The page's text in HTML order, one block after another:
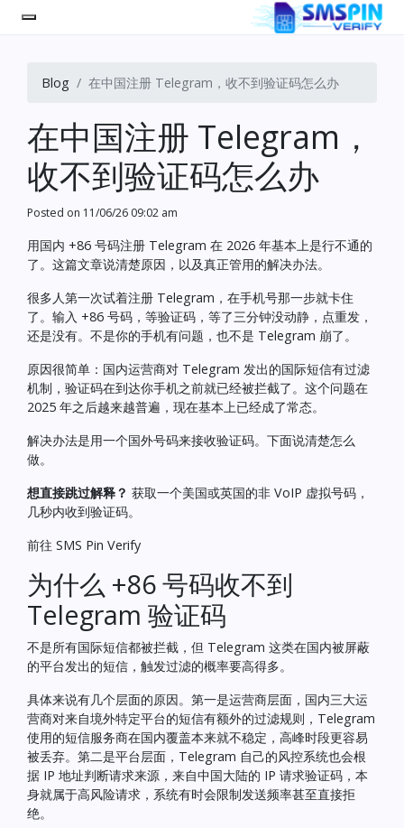
Blog 在中国注册 Telegram，收不到验证码怎么办
在中国注册 Telegram，
收不到验证码怎么办
Posted on 11/06/26 09:02 am
用国内 +86 号码注册 Telegram 在 2026 年基本上是行不通的
了。这篇文章说清楚原因，以及真正管用的解决办法。
很多人第一次试着注册 Telegram，在手机号那一步就卡住
了。输入 +86 号码，等验证码，等了三分钟没动静，点重发，
还是没有。不是你的手机有问题，也不是 Telegram 崩了。
原因很简单：国内运营商对 Telegram 发出的国际短信有过滤
机制，验证码在到达你手机之前就已经被拦截了。这个问题在
2025 年之后越来越普遍，现在基本上已经成了常态。
解决办法是用一个国外号码来接收验证码。下面说清楚怎么
做。
想直接跳过解释？ 获取一个美国或英国的非 VoIP 虚拟号码，
几秒内收到验证码。
前往 SMS Pin Verify
为什么 +86 号码收不到
Telegram 验证码
不是所有国际短信都被拦截，但 Telegram 这类在国内被屏蔽
的平台发出的短信，触发过滤的概率要高得多。
具体来说有几个层面的原因。第一是运营商层面，国内三大运
营商对来自境外特定平台的短信有额外的过滤规则，Telegram
使用的短信服务商在国内覆盖本来就不稳定，高峰时段更容易
被丢弃。第二是平台层面，Telegram 自己的风控系统也会根
据 IP 地址判断请求来源，来自中国大陆的 IP 请求验证码，本
身就属于高风险请求，系统有时会限制发送频率甚至直接拒
绝。